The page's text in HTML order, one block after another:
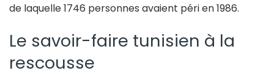
de laquelle 1746 personnes avaient péri en 1986.
Le savoir-faire tunisien à la
rescousse